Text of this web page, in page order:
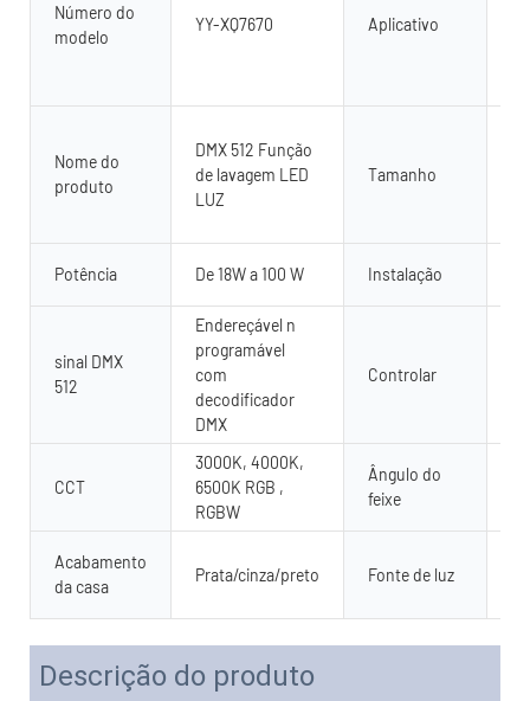
Número do
modelo
YY-XQ7670 Aplicativo
Nome do
produto
DMX 512 Função
de lavagem LED
LUZ
Tamanho
Potência De 18W a 100 W Instalação
sinal DMX
512
Endereçável n
programável
com
decodificador
DMX
Controlar
CCT
3000K, 4000K,
6500K RGB ,
RGBW
Ângulo do
feixe
Acabamento
da casa
Prata/cinza/preto Fonte de luz
Descrição do produto